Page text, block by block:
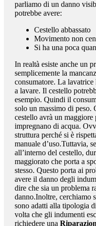
parliamo di un danno
potrebbe avere:
Cestello abbassato
Movimento non
Si ha una poca
In realtà esiste anche un
semplicemente la
consumatore. La lavatrice
a lavare. Il cestello
esempio. Quindi il
solo un massimo di
cestello avrà un
impregnano di acqua.
struttura perché si è
manuale d’uso.Tuttavia,
all’interno del cestello,
maggiorato che porta a
stesso. Questo porta ai
avere il danno degli
dire che sia un problema
danno.Inoltre, cerchiamo
sono adatti alla tipologia
volta che gli indumenti
richiedere una